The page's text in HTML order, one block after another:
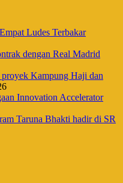
Ludes Terbakar
dengan Real Madrid
Kampung Haji dan
Innovation Accelerator
Taruna Bhakti hadir di SR